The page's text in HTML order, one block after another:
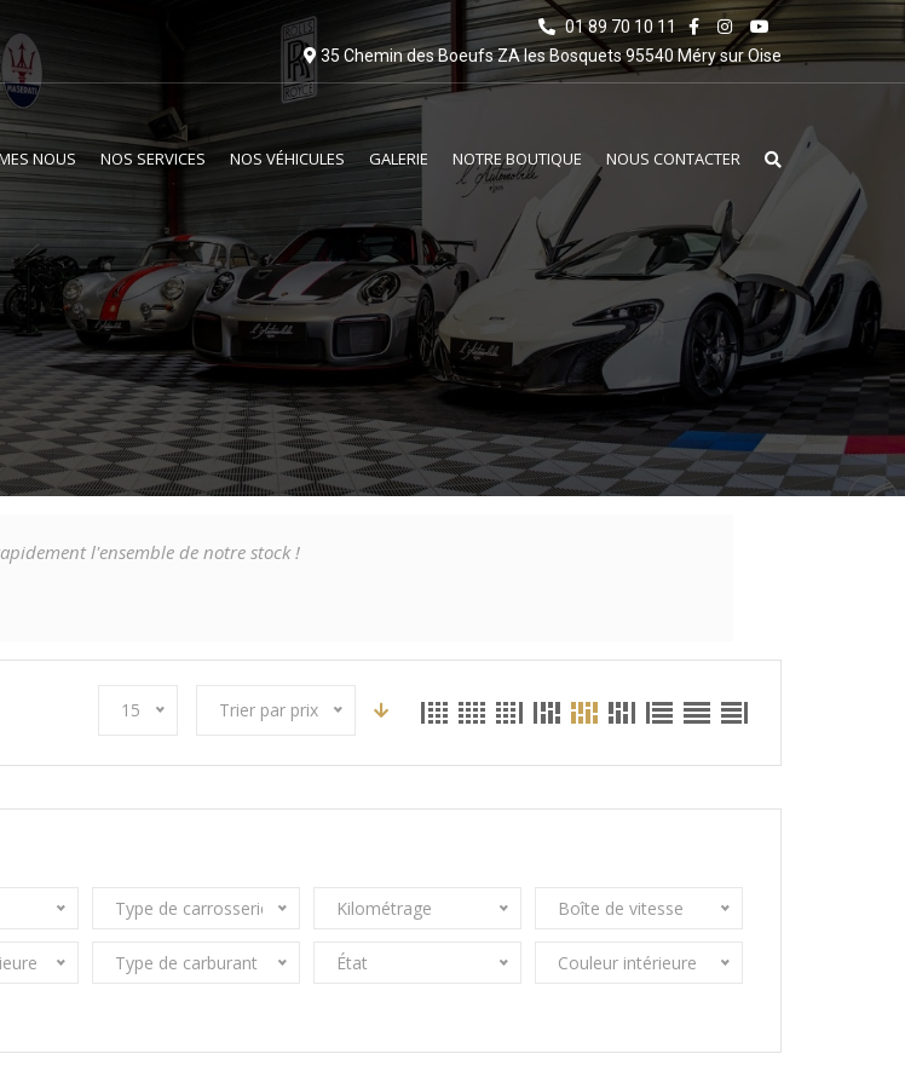
01 89 70 10 11
35 Chemin des Boeufs ZA les Bosquets 95540 Méry sur Oise
NOUS NOS SERVICES NOS VÉHICULES GALERIE NOTRE BOUTIQUE NOUS CONTACTER
l'ensemble de notre stock !
15 Trier par prix
Type de carrosserie Kilométrage Boîte de vitesse
Type de carburant État Couleur intérieure